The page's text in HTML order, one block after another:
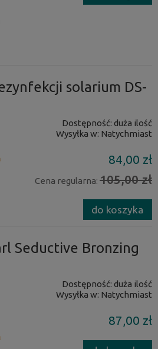
solarium DS-
Dostępność: duża ilość
Wysyłka w: Natychmiast
84,00 zł
Cena regularna: 105,00 zł
do koszyka
Seductive Bronzing
Dostępność: duża ilość
Wysyłka w: Natychmiast
87,00 zł